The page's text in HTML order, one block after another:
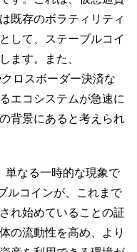
既存のボラティリティ
して、ステーブルコイ
ます。また、
ロスボーダー決済な
エコシステムが急速に
背景にあると考えられ
単なる一時的な現象で
ルコインが、これまで
れ始めていることの証
の流動性を高め、より